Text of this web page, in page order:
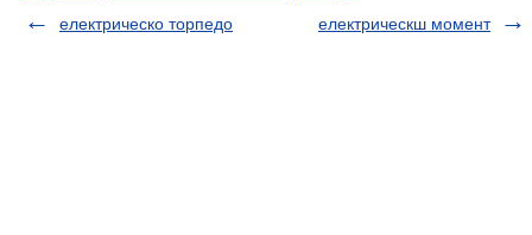
електрическо торпедо
електрическш момент